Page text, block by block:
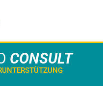
CONSULT